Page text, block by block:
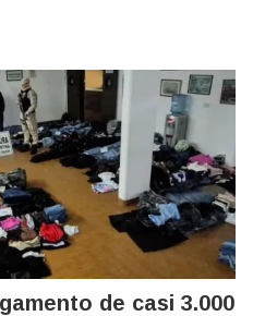
de casi 3.000